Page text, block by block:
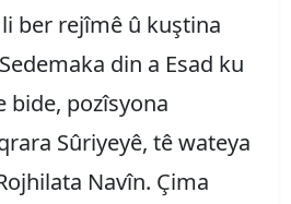
ber rejîmê û kuştina
din a Esad ku
bide, pozîsyona
Sûriyeyê, tê wateya
Navîn. Çima